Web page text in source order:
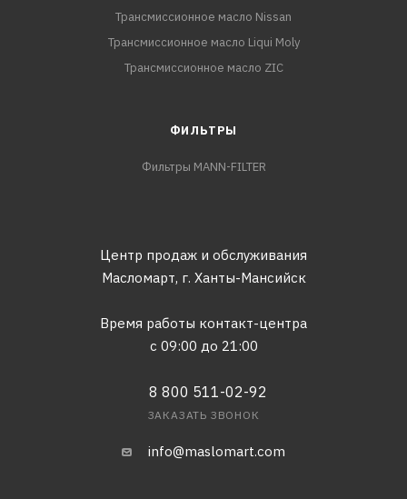
Трансмиссионное масло Nissan
Трансмиссионное масло Liqui Moly
Трансмиссионное масло ZIC
ФИЛЬТРЫ
Фильтры MANN-FILTER
Центр продаж и обслуживания
Масломарт, г. Ханты-Мансийск
Время работы контакт-центра
с 09:00 до 21:00
8 800 511-02-92
ЗАКАЗАТЬ ЗВОНОК
info@maslomart.com